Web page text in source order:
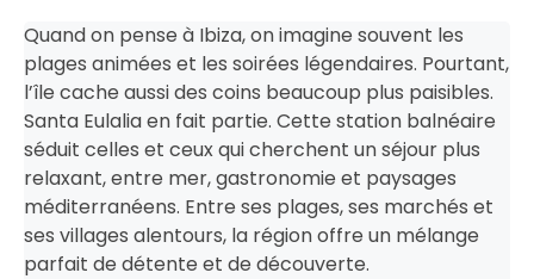
Quand on pense à Ibiza, on imagine souvent les
plages animées et les soirées légendaires. Pourtant,
l’île cache aussi des coins beaucoup plus paisibles.
Santa Eulalia en fait partie. Cette station balnéaire
séduit celles et ceux qui cherchent un séjour plus
relaxant, entre mer, gastronomie et paysages
méditerranéens. Entre ses plages, ses marchés et
ses villages alentours, la région offre un mélange
parfait de détente et de découverte.